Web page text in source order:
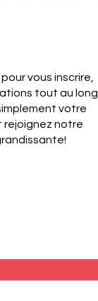
vous inscrire,
tout au long
votre
rejoignez notre